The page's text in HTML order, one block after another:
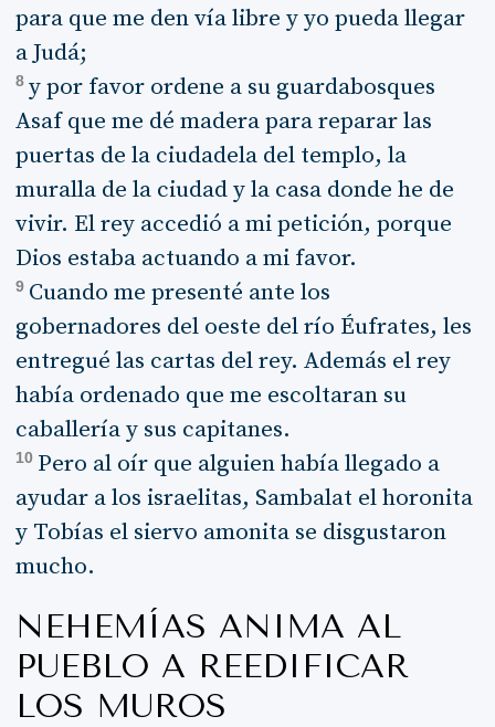
para que me den vía libre y yo pueda llegar
a Judá;
8 y por favor ordene a su guardabosques
Asaf que me dé madera para reparar las
puertas de la ciudadela del templo, la
muralla de la ciudad y la casa donde he de
vivir. El rey accedió a mi petición, porque
Dios estaba actuando a mi favor.
9 Cuando me presenté ante los
gobernadores del oeste del río Éufrates, les
entregué las cartas del rey. Además el rey
había ordenado que me escoltaran su
caballería y sus capitanes.
10 Pero al oír que alguien había llegado a
ayudar a los israelitas, Sambalat el horonita
y Tobías el siervo amonita se disgustaron
mucho.
NEHEMÍAS ANIMA AL
PUEBLO A REEDIFICAR
LOS MUROS